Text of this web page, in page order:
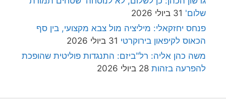
שלום' 31 ביולי 2026
פנחס יחזקאלי: מיליציה מול צבא מקצועי, בין סף
הכאוס לקיפאון בירוקרטי 31 ביולי 2026
משה כהן אליה: רל"ביזם: התנגדות פוליטית שהופכת
להפרעה בזהות 28 ביולי 2026